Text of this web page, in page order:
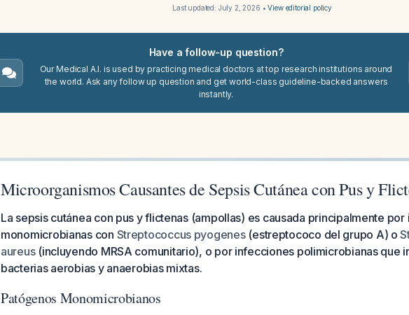
Last updated: July 2, 2026 •View editorial policy
Have a follow-up question?
Our Medical A.I. is used by practicing medical doctors at top research institutions around
the world. Ask any follow up question and get world-class guideline-backed answers
instantly.
Microorganismos Causantes de Sepsis Cutánea con Pus y
La sepsis cutánea con pus y flictenas (ampollas) es causada principalmente
monomicrobianas con Streptococcus pyogenes(estreptococo del grupo A) o
aureus(incluyendo MRSA comunitario), o por infecciones polimicrobianas que
bacterias aerobias y anaerobias mixtas.
Patógenos Monomicrobianos